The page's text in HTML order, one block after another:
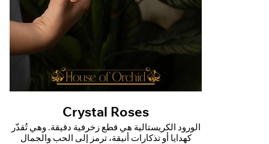
Crystal Roses
الورود الكريستالية هي قطع زخرفية دقيقة. وهي تُقدَّر
كهدايا أو تذكارات أنيقة، ترمز إلى الحب والجمال